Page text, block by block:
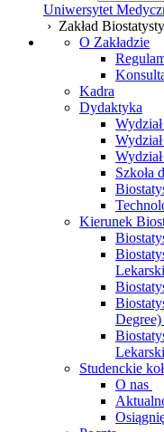
Uniwersytet
› Zakład
O Zakładzie
Kadra
Dydaktyka
Szkoła
Kierunek
Degree)
Studenckie
O nas